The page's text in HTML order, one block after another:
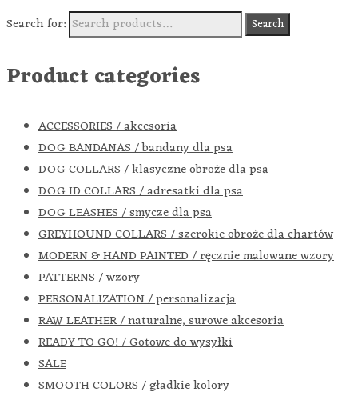
Search for:
Search
Product categories
ACCESSORIES / akcesoria
DOG BANDANAS / bandany dla psa
DOG COLLARS / klasyczne obroże dla psa
DOG ID COLLARS / adresatki dla psa
DOG LEASHES / smycze dla psa
GREYHOUND COLLARS / szerokie obroże dla chartów
MODERN & HAND PAINTED / ręcznie malowane wzory
PATTERNS / wzory
PERSONALIZATION / personalizacja
RAW LEATHER / naturalne, surowe akcesoria
READY TO GO! / Gotowe do wysyłki
SALE
SMOOTH COLORS / gładkie kolory